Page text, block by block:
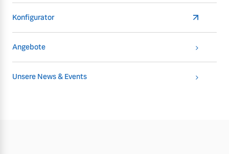
Konfigurator
Angebote
Unsere News & Events